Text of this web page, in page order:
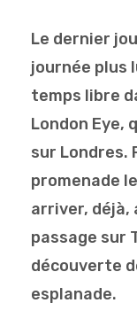
Le dernier
journée plus
temps libre
London Eye,
sur Londres.
promenade
arriver, déjà,
passage sur
découverte
esplanade.